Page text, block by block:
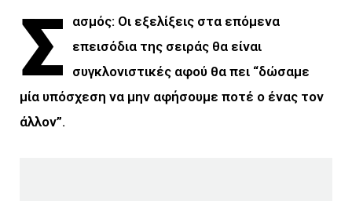
Σ
ασμός: Οι εξελίξεις στα επόμενα
επεισόδια της σειράς θα είναι
συγκλονιστικές αφού θα πει “δώσαμε
μία υπόσχεση να μην αφήσουμε ποτέ ο ένας τον
άλλον”.